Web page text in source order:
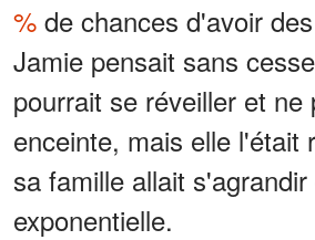
% de chances d'avoir
Jamie pensait sans
pourrait se réveiller et ne
enceinte, mais elle l'était
sa famille allait
exponentielle.